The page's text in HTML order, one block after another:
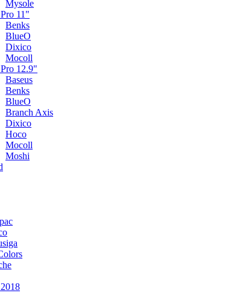
Mysole
11"
Benks
BlueO
Dixico
Mocoll
12.9"
Baseus
Benks
BlueO
Branch Axis
Dixico
Hoco
Mocoll
Moshi